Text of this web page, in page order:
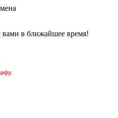
в ближайшее время!